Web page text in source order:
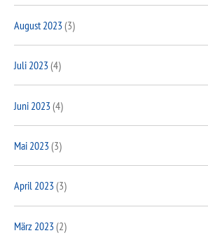
August 2023(3)
Juli 2023(4)
Juni 2023(4)
Mai 2023(3)
April 2023(3)
März 2023(2)